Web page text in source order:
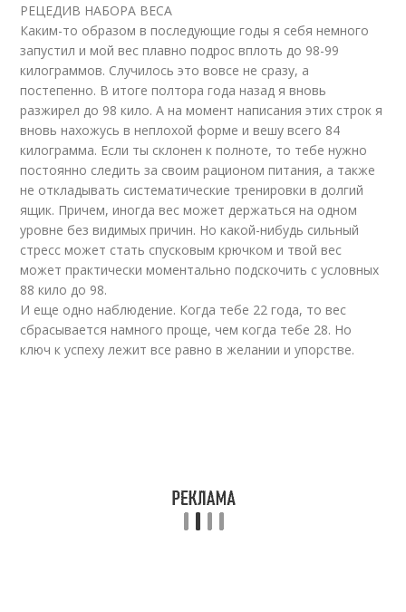
РЕЦЕДИВ НАБОРА ВЕСА
Каким-то образом в последующие годы я себя немного
запустил и мой вес плавно подрос вплоть до 98-99
килограммов. Случилось это вовсе не сразу, а
постепенно. В итоге полтора года назад я вновь
разжирел до 98 кило. А на момент написания этих строк я
вновь нахожусь в неплохой форме и вешу всего 84
килограмма. Если ты склонен к полноте, то тебе нужно
постоянно следить за своим рационом питания, а также
не откладывать систематические тренировки в долгий
ящик. Причем, иногда вес может держаться на одном
уровне без видимых причин. Но какой-нибудь сильный
стресс может стать спусковым крючком и твой вес
может практически моментально подскочить с условных
88 кило до 98.
И еще одно наблюдение. Когда тебе 22 года, то вес
сбрасывается намного проще, чем когда тебе 28. Но
ключ к успеху лежит все равно в желании и упорстве.